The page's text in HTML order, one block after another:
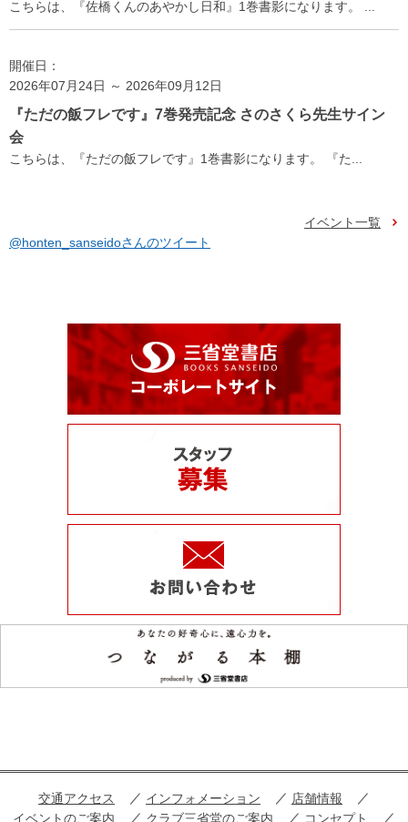
こちらは、『佐橋くんのあやかし日和』1巻書影になります。 ...
開催日：
2026年07月24日 ～ 2026年09月12日
『ただの飯フレです』7巻発売記念 さのさくら先生サイン
会
こちらは、『ただの飯フレです』1巻書影になります。 『た...
イベント一覧
@honten_sanseidoさんのツイート
交通アクセス インフォメーション
店舗情報
イベントのご案内
クラブ三省堂のご案内 コンセプト